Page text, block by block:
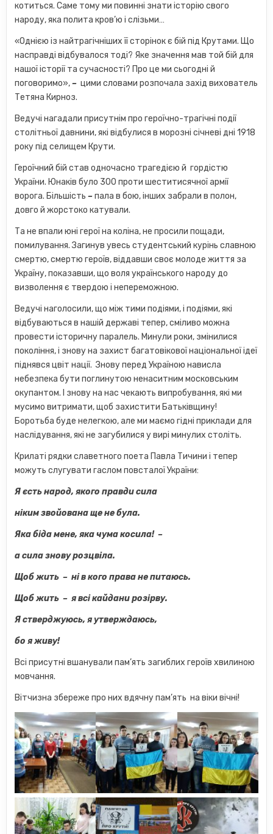
котиться. Саме тому ми повинні знати історію свого
народу, яка полита кров’ю і слізьми…
«Однією із найтрагічніших її сторінок є бій під Крутами. Що
насправді відбувалося тоді? Яке значення мав той бій для
нашої історії та сучасності? Про це ми сьогодні й
поговоримо»,– цими словами розпочала захід вихователь
Тетяна Кирноз.
Ведучі нагадали присутнім про героїчно-трагічні події
столітньої давнини, які відбулися в морозні січневі дні 1918
року під селищем Крути.
Героїчний бій став одночасно трагедією й гордістю
України. Юнаків було 300 проти шеститисячної армії
ворога. Більшість–пала в бою, інших забрали в полон,
довго й жорстоко катували.
Та не впали юні герої на коліна, не просили пощади,
помилування. Загинув увесь студентський курінь славною
смертю, смертю героїв, віддавши своє молоде життя за
Україну, показавши, що воля українського народу до
визволення є твердою і непереможною.
Ведучі наголосили, що між тими подіями, і подіями, які
відбуваються в нашій державі тепер, сміливо можна
провести історичну паралель. Минули роки, змінилися
покоління, і знову на захист багатовікової національної ідеї
піднявся цвіт нації. Знову перед Україною нависла
небезпека бути поглинутою ненаситним московським
окупантом. І знову на нас чекають випробування, які ми
мусимо витримати, щоб захистити Батьківщину!
Боротьба буде нелегкою, але ми маємо гідні приклади для
наслідування, які не загубилися у вирі минулих століть.
Крилаті рядки славетного поета Павла Тичини і тепер
можуть слугувати гаслом повсталої України:
Я єсть народ, якого правди сила
ніким звойована ще не була.
Яка біда мене, яка чума косила!–
а сила знову розцвіла.
Щоб жить–ні в кого права не питаюсь.
Щоб жить–я всі кайдани розірву.
Я стверджуюсь, я утверждаюсь,
бо я живу!
Всі присутні вшанували пам’ять загиблих героїв хвилиною
мовчання.
Вітчизна збереже про них вдячну пам’ять на віки вічні!